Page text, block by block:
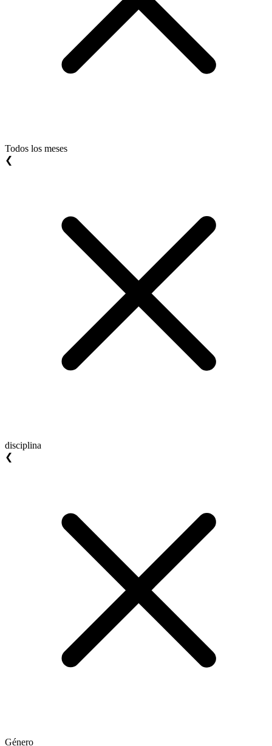
Todos los meses
❮
disciplina
❮
Género